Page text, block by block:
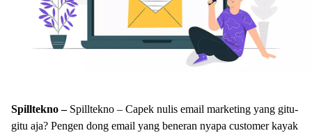
Spilltekno – Spilltekno – Capek nulis email marketing yang gitu-
gitu aja? Pengen dong email yang beneran nyapa customer kayak